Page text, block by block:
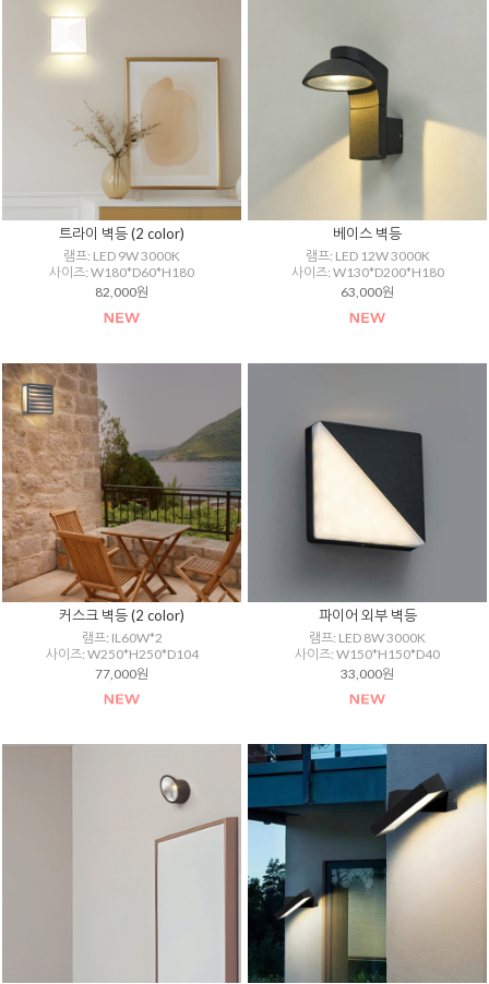
트라이 벽등 (2 color)
램프: LED 9W 3000K
사이즈: W180*D60*H180
82,000원
베이스 벽등
램프: LED 12W 3000K
사이즈: W130*D200*H180
63,000원
커스크 벽등 (2 color)
램프: IL60W*2
사이즈: W250*H250*D104
77,000원
파이어 외부 벽등
램프: LED 8W 3000K
사이즈: W150*H150*D40
33,000원